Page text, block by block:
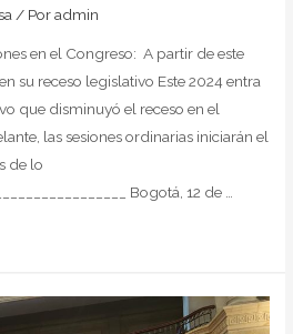
/ Poradmin
en el Congreso: A partir de este
su receso legislativo Este 2024 entra
que disminuyó el receso en el
las sesiones ordinarias iniciarán el
de lo
Bogotá, 12 de …